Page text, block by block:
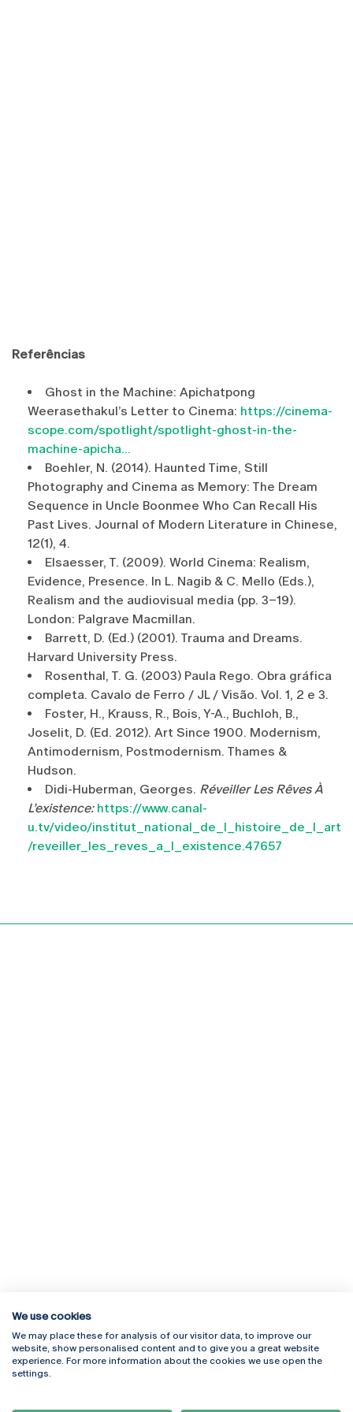
Referências
Ghost in the Machine: Apichatpong
Weerasethakul’s Letter to Cinema: https://cinema-
scope.com/spotlight/spotlight-ghost-in-the-
machine-apicha...
Boehler, N. (2014). Haunted Time, Still
Photography and Cinema as Memory: The Dream
Sequence in Uncle Boonmee Who Can Recall His
Past Lives. Journal of Modern Literature in Chinese,
12(1), 4.
Elsaesser, T. (2009). World Cinema: Realism,
Evidence, Presence. In L. Nagib & C. Mello (Eds.),
Realism and the audiovisual media (pp. 3–19).
London: Palgrave Macmillan.
Barrett, D. (Ed.) (2001). Trauma and Dreams.
Harvard University Press.
Rosenthal, T. G. (2003) Paula Rego. Obra gráfica
completa. Cavalo de Ferro / JL / Visão. Vol. 1, 2 e 3.
Foster, H., Krauss, R., Bois, Y-A., Buchloh, B.,
Joselit, D. (Ed. 2012). Art Since 1900. Modernism,
Antimodernism, Postmodernism. Thames &
Hudson.
Didi-Huberman, Georges. Réveiller Les Rêves À
L’existence: https://www.canal-
u.tv/video/institut_national_de_l_histoire_de_l_art
/reveiller_les_reves_a_l_existence.47657
Rua Diogo Botelho 1327
4169-005 Porto
+351 226 196 240
Campus Online
Webmail
We use cookies
We may place these for analysis of our visitor data, to improve our
website, show personalised content and to give you a great website
experience. For more information about the cookies we use open the
settings.